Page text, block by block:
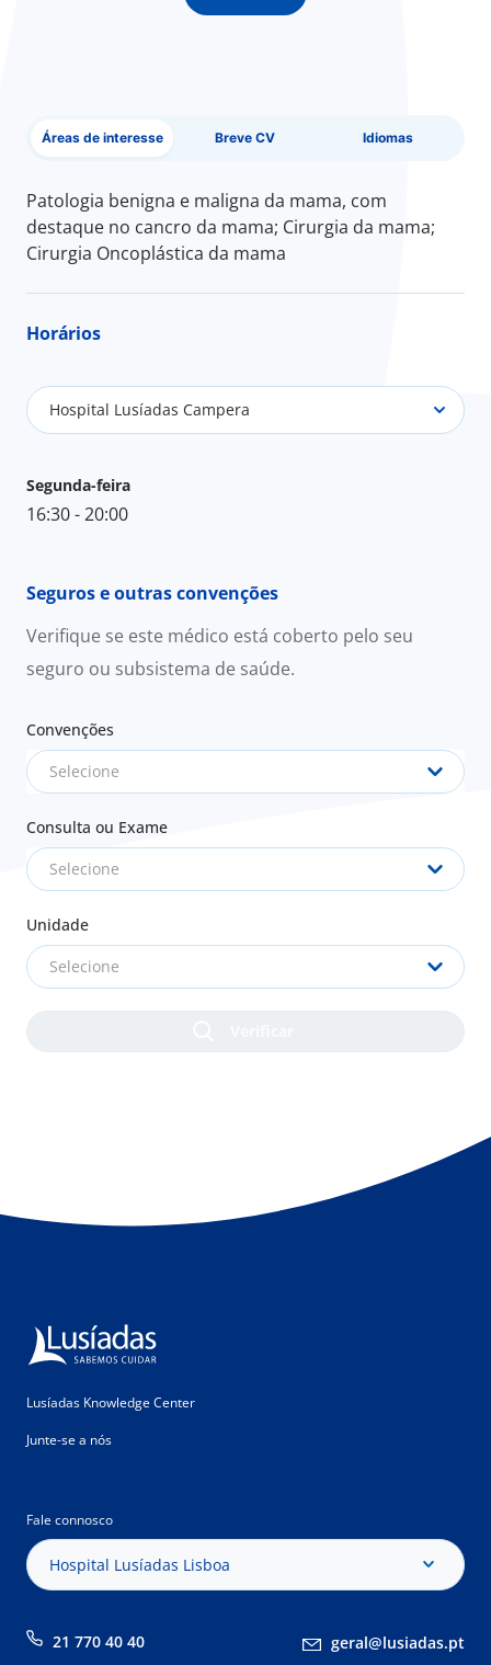
Áreas de interesse Breve CV Idiomas
Patologia benigna e maligna da mama, com
destaque no cancro da mama; Cirurgia da mama;
Cirurgia Oncoplástica da mama
Horários
Hospital Lusíadas Campera
Segunda-feira
16:30 - 20:00
Seguros e outras convenções
Verifique se este médico está coberto pelo seu
seguro ou subsistema de saúde.
Convenções
Selecione
Consulta ou Exame
Selecione
Unidade
Selecione
Lusíadas Knowledge Center
Junte-se a nós
Fale connosco
Hospital Lusíadas Lisboa
21 770 40 40 geral@lusiadas.pt